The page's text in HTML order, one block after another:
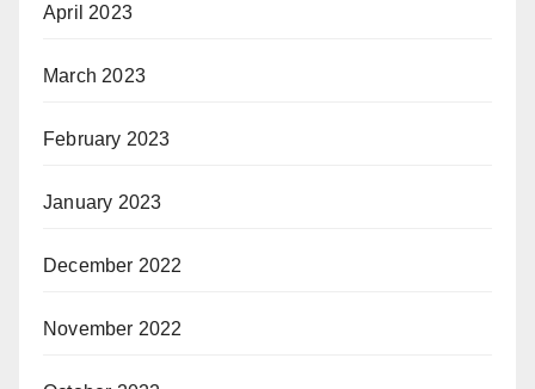
April 2023
March 2023
February 2023
January 2023
December 2022
November 2022